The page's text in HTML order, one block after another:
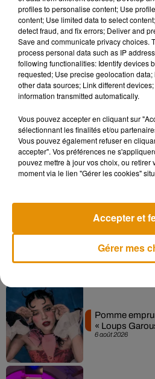
de respecter une certaine
réduire au maximum les contacts.
porter votre voisin de concert sur
toujours mieux que rien.
7 août 2026
Madonna sort
Sensation »
7 août 2026
Angèle et
collaboration
6 août 2026
Pomme
« Loups
profiles to personalise content; Use
content; Use limited data to select
detect fraud, and fix errors; Deliver and
Save and communicate privacy choices.
process personal data such as IP
following functionalities: Identify devices
requested; Use precise geolocation
other data sources; Link different
information transmitted automatically.
Vous pouvez accepter en cliquant sur
sélectionnant les finalités et/ou
Vous pouvez également refuser en
accepter". Vos préférences ne
pouvez mettre à jour vos choix, ou retirer
moment via le lien "Gérer les cookies"
Gérer mes
Accepter et